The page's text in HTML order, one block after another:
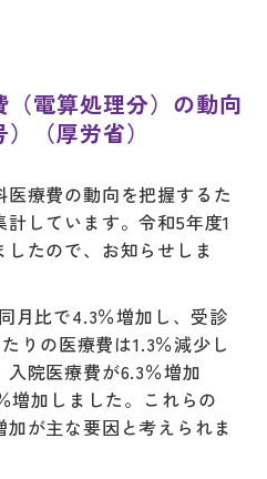
電算処理分）の動向
（厚労省）
療費の動向を把握するた
しています。令和5年度1
たので、お知らせしま
月比で4.3％増加し、受診
りの医療費は1.3％減少し
院医療費が6.3％増加
増加しました。これらの
が主な要因と考えられま